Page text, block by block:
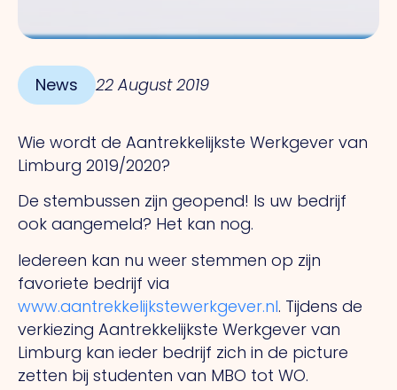
News 22 August 2019
Wie wordt de Aantrekkelijkste Werkgever van
Limburg 2019/2020?
De stembussen zijn geopend! Is uw bedrijf
ook aangemeld? Het kan nog.
Iedereen kan nu weer stemmen op zijn
favoriete bedrijf via
www.aantrekkelijkstewerkgever.nl. Tijdens de
verkiezing Aantrekkelijkste Werkgever van
Limburg kan ieder bedrijf zich in de picture
zetten bij studenten van MBO tot WO.